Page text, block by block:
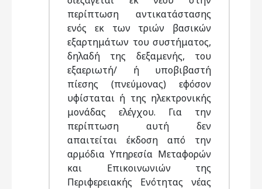
περίπτωση αντικατάστασης
ενός εκ των τριών βασικών
εξαρτημάτων του συστήματος,
δηλαδή της δεξαμενής, του
εξαεριωτή/ ή υποβιβαστή
πίεσης (πνεύμονας) εφόσον
υφίσταται ή της ηλεκτρονικής
μονάδας ελέγχου. Για την
περίπτωση αυτή δεν
απαιτείται έκδοση από την
αρμόδια Υπηρεσία Μεταφορών
και Επικοινωνιών της
Περιφερειακής Ενότητας νέας